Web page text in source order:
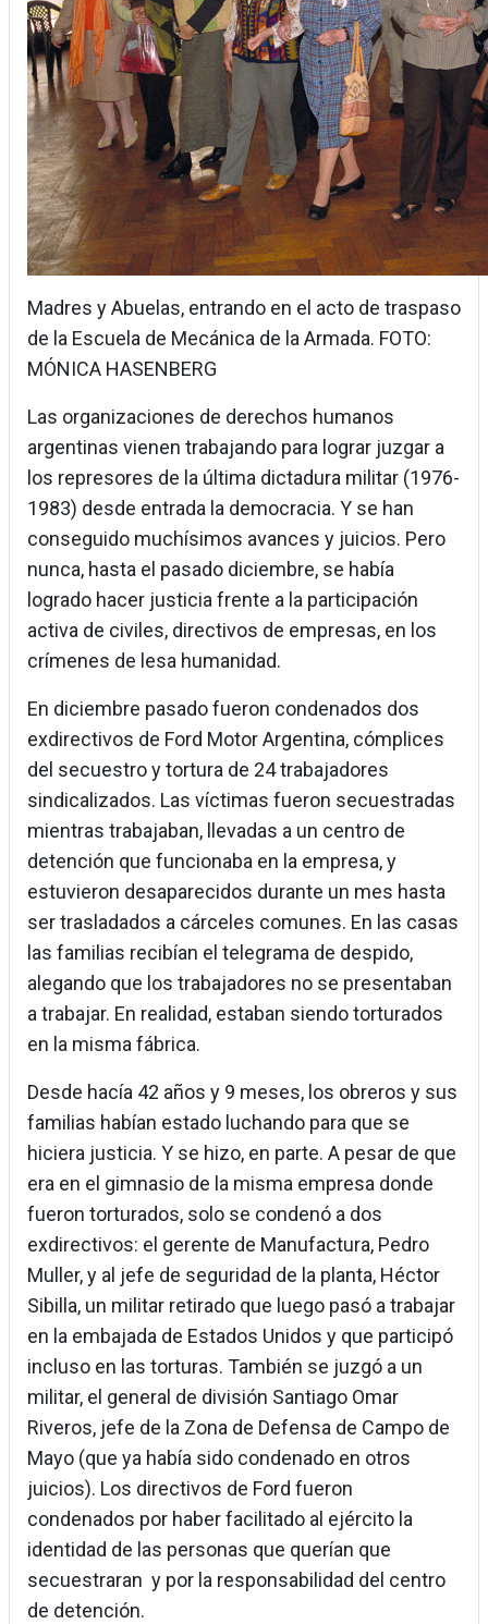
Madres y Abuelas, entrando en el acto de traspaso
de la Escuela de Mecánica de la Armada. FOTO:
MÓNICA HASENBERG
Las organizaciones de derechos humanos
argentinas vienen trabajando para lograr juzgar a
los represores de la última dictadura militar (1976-
1983) desde entrada la democracia. Y se han
conseguido muchísimos avances y juicios. Pero
nunca, hasta el pasado diciembre, se había
logrado hacer justicia frente a la participación
activa de civiles, directivos de empresas, en los
crímenes de lesa humanidad.
En diciembre pasado fueron condenados dos
exdirectivos de Ford Motor Argentina, cómplices
del secuestro y tortura de 24 trabajadores
sindicalizados. Las víctimas fueron secuestradas
mientras trabajaban, llevadas a un centro de
detención que funcionaba en la empresa, y
estuvieron desaparecidos durante un mes hasta
ser trasladados a cárceles comunes. En las casas
las familias recibían el telegrama de despido,
alegando que los trabajadores no se presentaban
a trabajar. En realidad, estaban siendo torturados
en la misma fábrica.
Desde hacía 42 años y 9 meses, los obreros y sus
familias habían estado luchando para que se
hiciera justicia. Y se hizo, en parte. A pesar de que
era en el gimnasio de la misma empresa donde
fueron torturados, solo se condenó a dos
exdirectivos: el gerente de Manufactura, Pedro
Muller, y al jefe de seguridad de la planta, Héctor
Sibilla, un militar retirado que luego pasó a trabajar
en la embajada de Estados Unidos y que participó
incluso en las torturas. También se juzgó a un
militar, el general de división Santiago Omar
Riveros, jefe de la Zona de Defensa de Campo de
Mayo (que ya había sido condenado en otros
juicios). Los directivos de Ford fueron
condenados por haber facilitado al ejército la
identidad de las personas que querían que
secuestraran y por la responsabilidad del centro
de detención.